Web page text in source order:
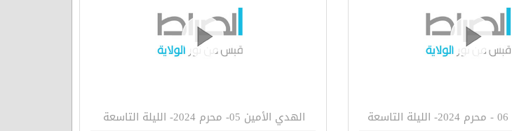
الهدي الأمين 05- محرم 2024- الليلة التاسعة